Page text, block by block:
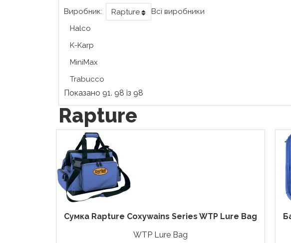
Виробник:
Rapture
Всі виробники
Halco
K-Karp
MiniMax
Trabucco
Показано 91. 98 із 98
Rapture
Сумка Rapture Coxywains Series WTP Lure Bag
WTP Lure Bag